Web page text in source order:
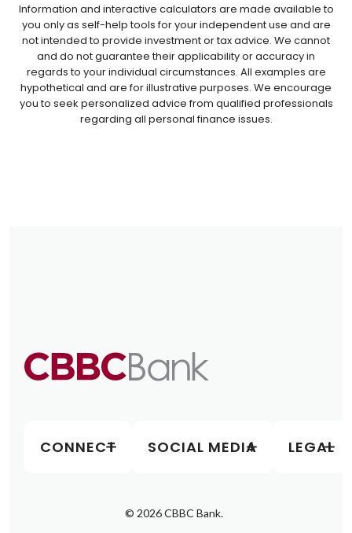
Information and interactive calculators are made available to
you only as self-help tools for your independent use and are
not intended to provide investment or tax advice. We cannot
and do not guarantee their applicability or accuracy in
regards to your individual circumstances. All examples are
hypothetical and are for illustrative purposes. We encourage
you to seek personalized advice from qualified professionals
regarding all personal finance issues.
CONNECT SOCIAL MEDIA LEGAL
© 2026CBBC Bank.